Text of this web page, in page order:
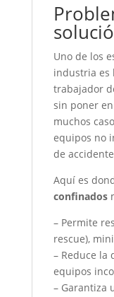
Uno de los
industria es
trabajador
sin poner
muchos
equipos no
de
Aquí es
confinados
– Permite
rescue),
– Reduce la
equipos
– Garantiza